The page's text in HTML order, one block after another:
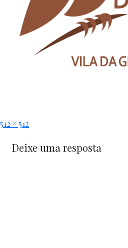
512 × 512
Deixe uma resposta